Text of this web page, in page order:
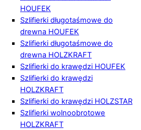
HOUFEK
Szlifierki długotaśmowe do
drewna HOUFEK
Szlifierki długotaśmowe do
drewna HOLZKRAFT
Szlifierki do krawędzi HOUFEK
Szlifierki do krawędzi
HOLZKRAFT
Szlifierki do krawędzi HOLZSTAR
Szlifierki wolnoobrotowe
HOLZKRAFT